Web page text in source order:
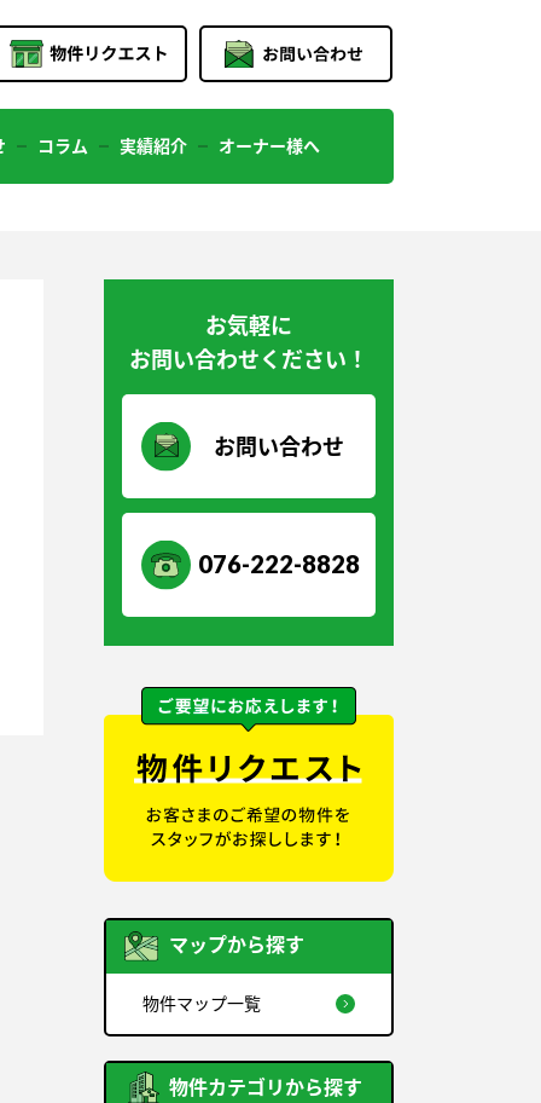
コラム 実績紹介 オーナー様へ
お気軽に
お問い合わせください！
お問い合わせ
076-222-8828
マップから探す
物件マップ一覧
物件カテゴリから探す